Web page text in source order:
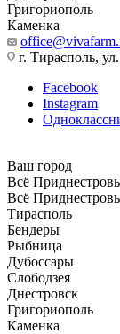
Григориополь
Каменка
г. Тирасполь,
Facebook
Instagram
Ваш город
Всё
Всё
Тирасполь
Бендеры
Рыбница
Дубоссары
Слободзея
Днестровск
Григориополь
Каменка